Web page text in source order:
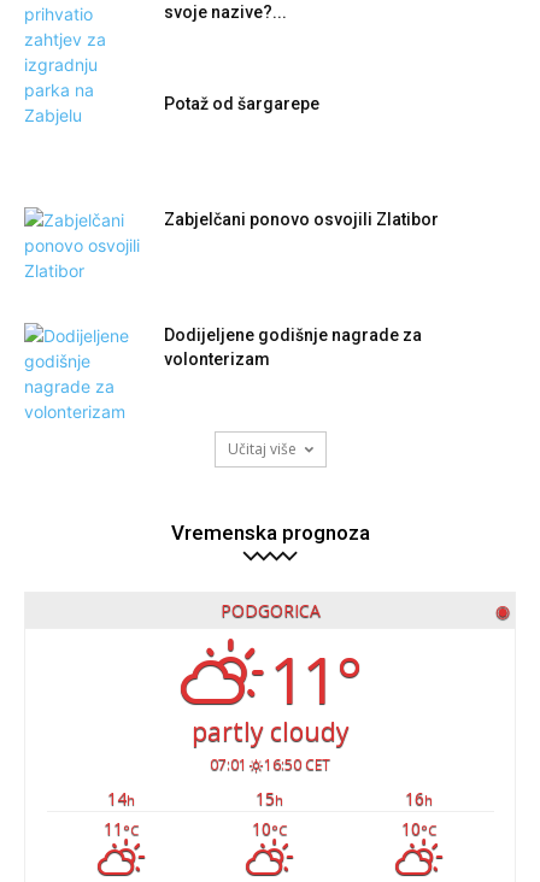
svoje nazive?...
Potaž od šargarepe
Zabjelčani ponovo osvojili Zlatibor
Dodijeljene godišnje nagrade za
volonterizam
Učitaj više
Vremenska prognoza
PODGORICA ◉
11°
partly cloudy
07:01 16:50 CET
14h 15h 16h
11 °C 10°C 10°C